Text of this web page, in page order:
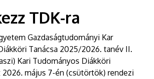
TDK-ra
Gazdaságtudományi Kar
Tanácsa 2025/2026. tanév II.
Kari Tudományos Diákköri
május 7-én (csütörtök) rendezi